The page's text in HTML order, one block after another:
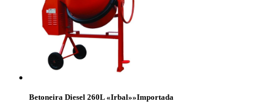
Betoneira Diesel 260L «Irbal»»Importada